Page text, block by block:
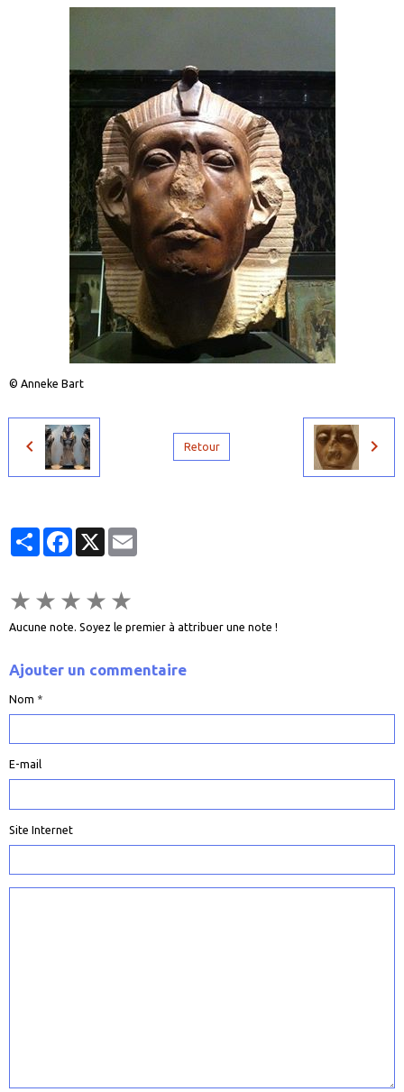
© Anneke Bart
Retour
PartagerFacebook
X
★ ★ ★ ★ ★
Aucune note. Soyez le premier à attribuer une note !
Ajouter un commentaire
Nom
E-mail
Site Internet